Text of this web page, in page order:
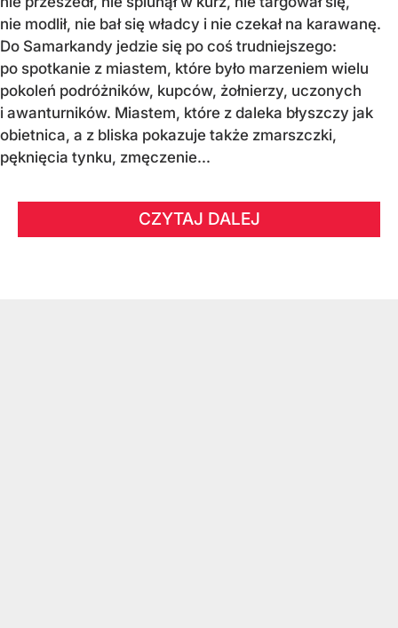
nie modlił, nie bał się władcy i nie czekał na karawanę.
Do Samarkandy jedzie się po coś trudniejszego:
po spotkanie z miastem, które było marzeniem wielu
pokoleń podróżników, kupców, żołnierzy, uczonych
i awanturników. Miastem, które z daleka błyszczy jak
obietnica, a z bliska pokazuje także zmarszczki,
pęknięcia tynku, zmęczenie...
CZYTAJ DALEJ